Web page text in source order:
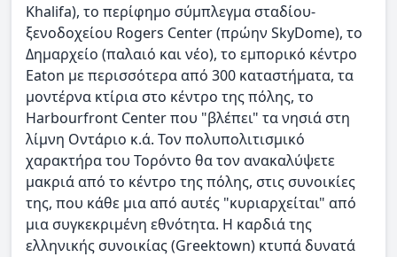
Khalifa), το περίφημο σύμπλεγμα σταδίου-
ξενοδοχείου Rogers Center (πρώην SkyDome), το
Δημαρχείο (παλαιό και νέο), το εμπορικό κέντρο
Eaton με περισσότερα από 300 καταστήματα, τα
μοντέρνα κτίρια στο κέντρο της πόλης, το
Harbourfront Center που "βλέπει" τα νησιά στη
λίμνη Οντάριο κ.ά. Τον πολυπολιτισμικό
χαρακτήρα του Τορόντο θα τον ανακαλύψετε
μακριά από το κέντρο της πόλης, στις συνοικίες
της, που κάθε μια από αυτές "κυριαρχείται" από
μια συγκεκριμένη εθνότητα. Η καρδιά της
ελληνικής συνοικίας (Greektown) κτυπά δυνατά